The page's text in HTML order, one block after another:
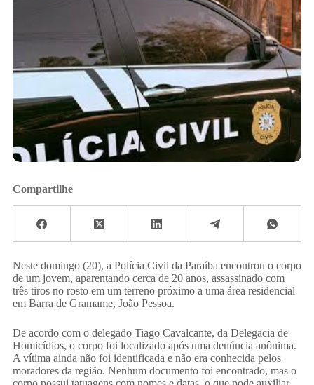
Compartilhe
Neste domingo (20), a Polícia Civil da Paraíba encontrou o corpo
de um jovem, aparentando cerca de 20 anos, assassinado com
três tiros no rosto em um terreno próximo a uma área residencial
em Barra de Gramame, João Pessoa.
De acordo com o delegado Tiago Cavalcante, da Delegacia de
Homicídios, o corpo foi localizado após uma denúncia anônima.
A vítima ainda não foi identificada e não era conhecida pelos
moradores da região. Nenhum documento foi encontrado, mas o